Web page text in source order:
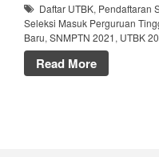
Daftar UTBK, Pendaftaran
Seleksi Masuk Perguruan
Baru, SNMPTN 2021, UTBK
Read More